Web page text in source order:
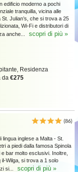
edificio moderno a pochi
tranquilla, vicina alle
Julian’s, che si trova a 25
Wi-Fi e distributori di
anche...
scopri di più »
Residenza
da €275
(86)
inglese a Malta - St.
a piedi dalla famosa Spinola
bar molto esclusivi. Inoltre,
Wilga, si trova a 1 solo
si...
scopri di più »